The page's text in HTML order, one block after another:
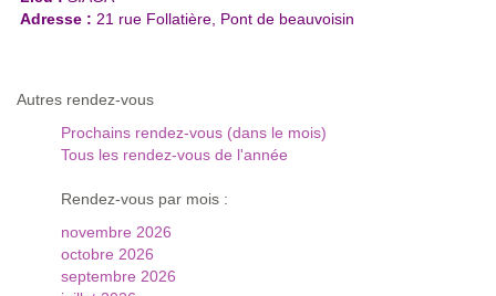
Adresse : 21 rue Follatière, Pont de beauvoisin
Autres rendez-vous
Prochains rendez-vous (dans le mois)
Tous les rendez-vous de l'année
Rendez-vous par mois :
novembre 2026
octobre 2026
septembre 2026